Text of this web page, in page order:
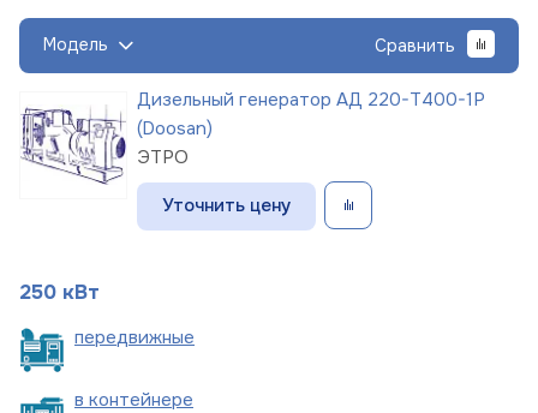
Модель Сравнить
Дизельный генератор АД 220-Т400-1Р
(Doosan)
ЭТРО
Уточнить цену
250 кВт
передвижные
в контейнере